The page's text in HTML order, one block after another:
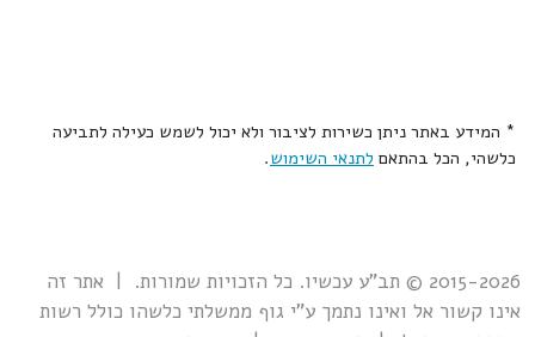
* המידע באתר ניתן כשירות לציבור ולא יכול לשמש כעילה לתביעה
כלשהי, הכל בהתאם לתנאי השימוש.
2015-2026 © תב"ע עכשיו. כל הזכויות שמורות. | אתר זה
אינו קשור אל ואינו נתמך ע"י גוף ממשלתי כלשהו כולל רשות